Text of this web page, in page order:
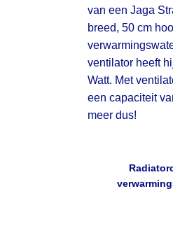
van een Jaga
breed, 50 cm
ventilator heeft
Watt. Met
een capaciteit
meer dus!